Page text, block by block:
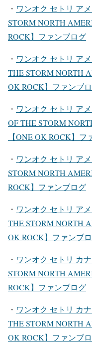
・ ワンオク セトリ ア
STORM NORTH
ROCK】ファンブログ
・ ワンオク セトリ ア
THE STORM NORTH
OK ROCK】ファンブ
・ ワンオク セトリ ア
OF THE STORM
【ONE OK ROCK】フ
・ ワンオク セトリ ア
STORM NORTH
ROCK】ファンブログ
・ ワンオク セトリ ア
THE STORM NORTH
OK ROCK】ファンブ
・ ワンオク セトリ カ
STORM NORTH
ROCK】ファンブログ
・ ワンオク セトリ カ
THE STORM NORTH
OK ROCK】ファンブ